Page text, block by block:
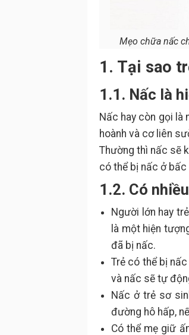
Mẹo chữa nấc
1. Tại sao
1.1. Nấc là
Nấc hay còn gọi
hoành và cơ liên
Thường thì nấc sẽ
có thể bị nấc ở
1.2. Có
Người lớn hay
là một hiện
đã bị nấc.
Trẻ có thể bị
và nấc sẽ tự
Nấc ở trẻ sơ
đường hô hấp,
Có thể mẹ giữ